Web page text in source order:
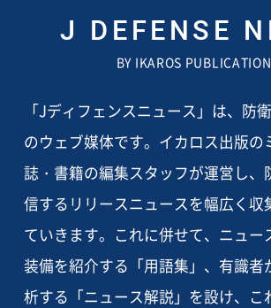
J DEFENSE
BY IKAROS
「Jディフェンスニュース」は、防
のウェブ媒体です。イカロス出版の
誌・書籍の編集スタッフが運営し、
信するリリースニュースを幅広く収
ていきます。これに併せて、ニュー
装備を紹介する「用語集」、有識者
析する「ニュース解説」を設け、こ